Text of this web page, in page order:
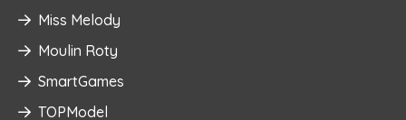
Miss Melody
Moulin Roty
SmartGames
TOPModel